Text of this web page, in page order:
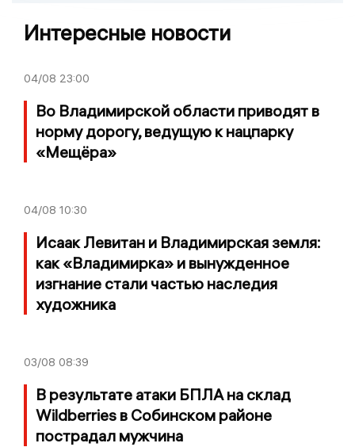
Интересные новости
04/08 23:00
Во Владимирской области приводят в
норму дорогу, ведущую к нацпарку
«Мещёра»
04/08 10:30
Исаак Левитан и Владимирская земля:
как «Владимирка» и вынужденное
изгнание стали частью наследия
художника
03/08 08:39
В результате атаки БПЛА на склад
Wildberries в Собинском районе
пострадал мужчина